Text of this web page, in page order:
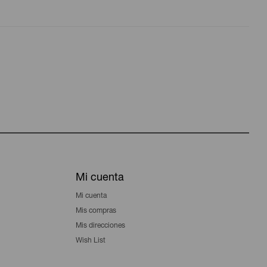
Mi cuenta
Mi cuenta
Mis compras
Mis direcciones
Wish List